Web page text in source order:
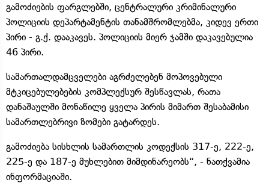
გამოძიების ფარგლებში, ცენტრალური კრიმინალური
პოლიციის დეპარტამენტის თანამშრომლებმა, კიდევ ერთი
პირი - გ.ქ. დააკავეს. პოლიციის მიერ ჯამში დაკავებულია
46 პირი.
სამართალდამცველები აგრძელებენ მოპოვებული
მტკიცებულებების კომპლექსურ შესწავლას, რათა
დანაშაულში მონაწილე ყველა პირის მიმართ შესაბამისი
სამართლებრივი ზომები გატარდეს.
გამოძიება სისხლის სამართლის კოდექსის 317-ე, 222-ე,
225-ე და 187-ე მუხლებით მიმდინარეობს“, - ნათქვამია
ინფორმაციაში.